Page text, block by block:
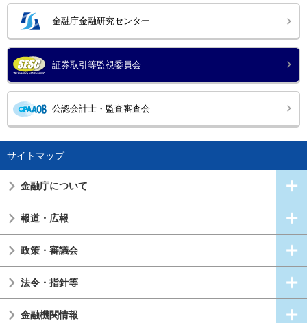
金融庁金融研究センター
証券取引等監視委員会
公認会計士・監査審査会
サイトマップ
金融庁について
報道・広報
政策・審議会
法令・指針等
金融機関情報